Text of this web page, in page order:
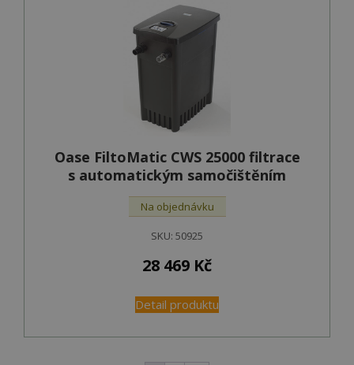
Oase FiltoMatic CWS 25000 filtrace
s automatickým samočištěním
Na objednávku
SKU: 50925
28 469 Kč
Detail produktu